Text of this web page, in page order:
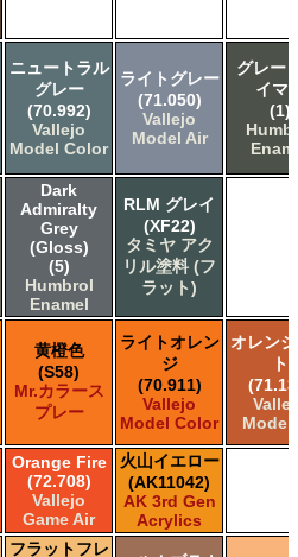
ニュートラル
グレー
(70.992)
Vallejo
Model Color
ライトグレー
(71.050)
Vallejo
Model Air
グレー
イマ
(1)
Dark
Admiralty
Grey
(Gloss)
(5)
Humbrol
Enamel
RLM グレイ
(XF22)
タミヤ アク
リル塗料 (フ
ラット)
黄橙色
(S58)
Mr.カラース
プレー
ライトオレン
ジ
(70.911)
Vallejo
Model Color
オレン
ト
Model
Orange Fire
(72.708)
Vallejo
Game Air
火山イエロー
(AK11042)
AK 3rd Gen
Acrylics
フラットフレ